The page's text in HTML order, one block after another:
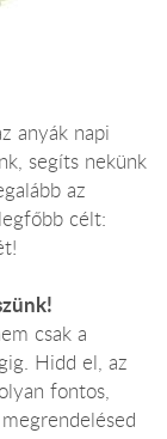
anyák napi
segíts nekünk
az
célt:
csak a
Hidd el, az
fontos,